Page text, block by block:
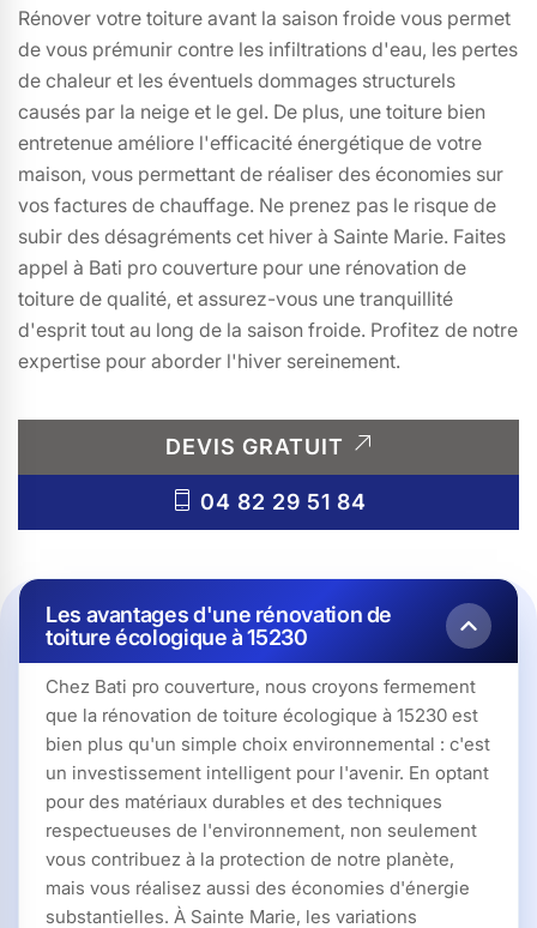
Rénover votre toiture avant la saison froide vous permet
de vous prémunir contre les infiltrations d'eau, les pertes
de chaleur et les éventuels dommages structurels
causés par la neige et le gel. De plus, une toiture bien
entretenue améliore l'efficacité énergétique de votre
maison, vous permettant de réaliser des économies sur
vos factures de chauffage. Ne prenez pas le risque de
subir des désagréments cet hiver à Sainte Marie. Faites
appel à Bati pro couverture pour une rénovation de
toiture de qualité, et assurez-vous une tranquillité
d'esprit tout au long de la saison froide. Profitez de notre
expertise pour aborder l'hiver sereinement.
DEVIS GRATUIT
04 82 29 51 84
Les avantages d'une rénovation de
toiture écologique à 15230
Chez Bati pro couverture, nous croyons fermement
que la rénovation de toiture écologique à 15230 est
bien plus qu'un simple choix environnemental : c'est
un investissement intelligent pour l'avenir. En optant
pour des matériaux durables et des techniques
respectueuses de l'environnement, non seulement
vous contribuez à la protection de notre planète,
mais vous réalisez aussi des économies d'énergie
substantielles. À Sainte Marie, les variations